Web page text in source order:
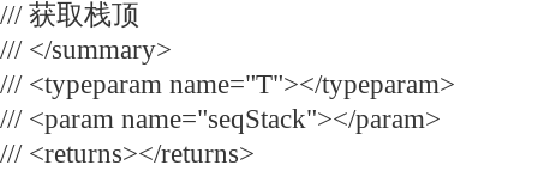
/// 获取栈顶
/// </summary>
/// <typeparam name="T"></typeparam>
/// <param name="seqStack"></param>
/// <returns></returns>